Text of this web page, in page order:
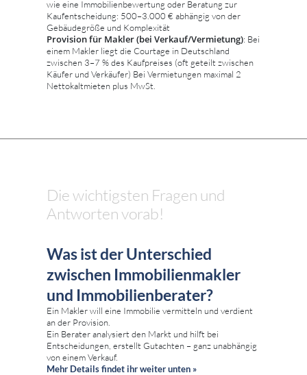
wie eine Immobilienbewertung oder Beratung zur
Kaufentscheidung: 500–3.000 € abhängig von der
Gebäudegröße und Komplexität
Provision für Makler (bei Verkauf/Vermietung): Bei
einem Makler liegt die Courtage in Deutschland
zwischen 3–7 % des Kaufpreises (oft geteilt zwischen
Käufer und Verkäufer) Bei Vermietungen maximal 2
Nettokaltmieten plus MwSt.
Die wichtigsten Fragen und
Antworten vorab!
Was ist der Unterschied
zwischen Immobilienmakler
und Immobilienberater?
Ein Makler will eine Immobilie vermitteln und verdient
an der Provision.
Ein Berater analysiert den Markt und hilft bei
Entscheidungen, erstellt Gutachten – ganz unabhängig
von einem Verkauf.
Mehr Details findet ihr weiter unten »